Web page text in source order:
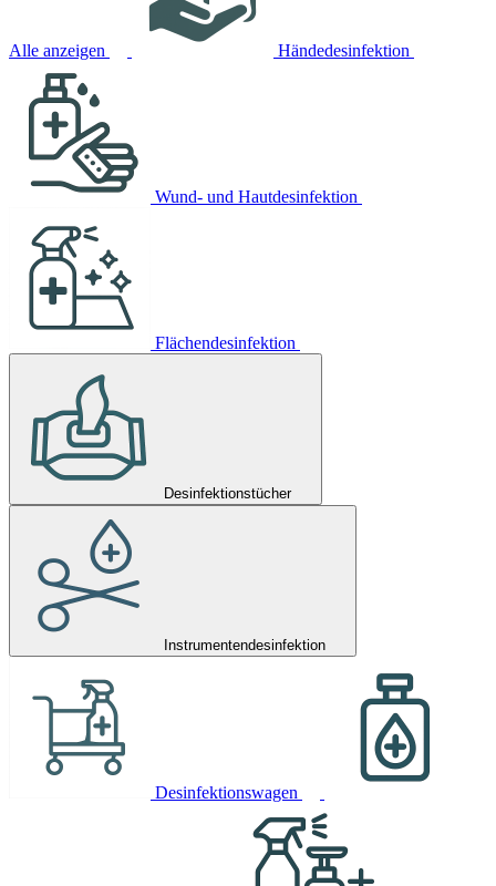
Alle anzeigen Händedesinfektion
Wund- und Hautdesinfektion
Flächendesinfektion
Desinfektionstücher
Instrumentendesinfektion
Desinfektionswagen